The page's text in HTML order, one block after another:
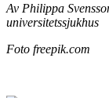
Av Philippa
universitetssjukhus
Foto freepik.com